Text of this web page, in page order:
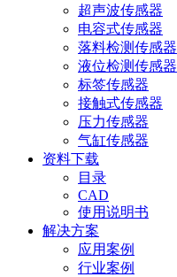
超声波传感器
电容式传感器
落料检测传感器
液位检测传感器
标签传感器
接触式传感器
压力传感器
气缸传感器
资料下载
目录
CAD
使用说明书
解决方案
应用案例
行业案例